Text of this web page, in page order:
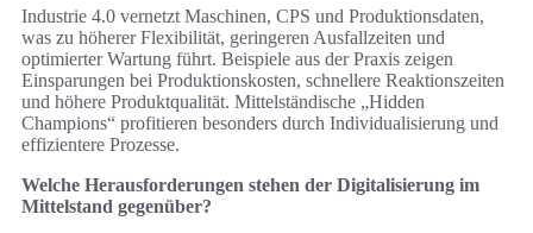
Industrie 4.0 vernetzt Maschinen, CPS und Produktionsdaten,
was zu höherer Flexibilität, geringeren Ausfallzeiten und
optimierter Wartung führt. Beispiele aus der Praxis zeigen
Einsparungen bei Produktionskosten, schnellere Reaktionszeiten
und höhere Produktqualität. Mittelständische „Hidden
Champions“ profitieren besonders durch Individualisierung und
effizientere Prozesse.
Welche Herausforderungen stehen der Digitalisierung im
Mittelstand gegenüber?